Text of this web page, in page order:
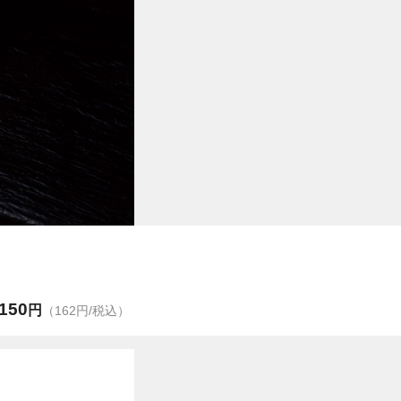
円 （162円/税込）